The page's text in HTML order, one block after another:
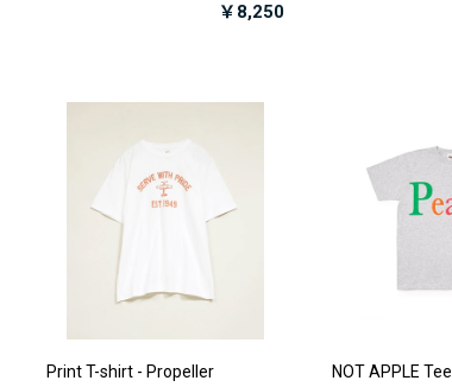
￥8,250
Print T-shirt - Propeller
NOT APPLE